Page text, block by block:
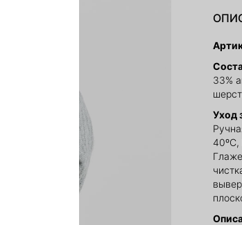
33%
Уход
40ºС,